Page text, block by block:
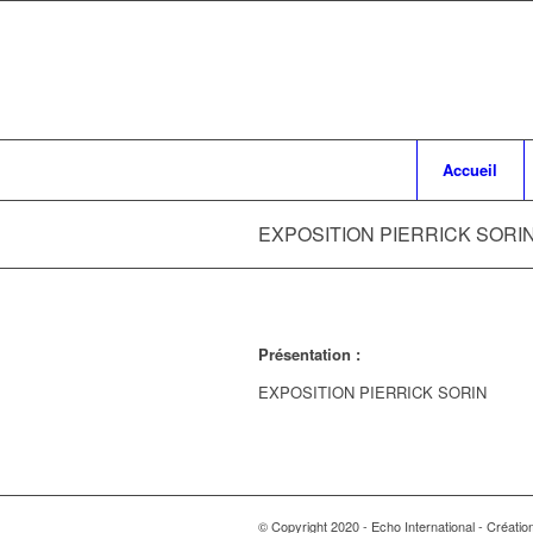
Accueil
EXPOSITION PIERRICK
Présentation :
EXPOSITION PIERRICK SORIN
© Copyright 2020 - Echo International -